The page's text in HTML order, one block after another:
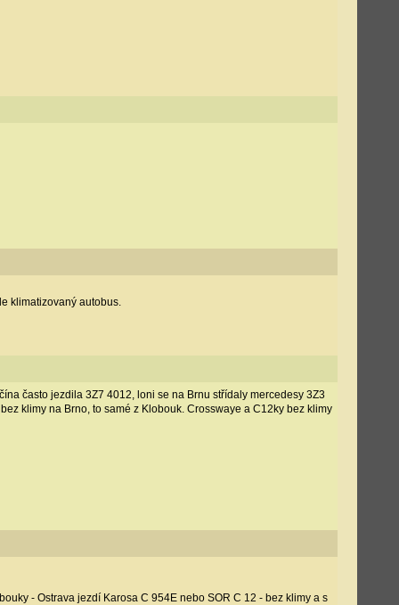
klimatizovaný autobus.
často jezdila 3Z7 4012, loni se na Brnu střídaly mercedesy 3Z3
klimy na Brno, to samé z Klobouk. Crosswaye a C12ky bez klimy
- Ostrava jezdí Karosa C 954E nebo SOR C 12 - bez klimy a s